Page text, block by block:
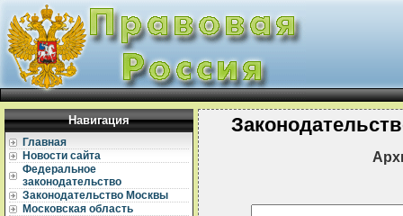
Навигация
Главная
Новости сайта
Федеральное
законодательство
Законодательство Москвы
Московская область